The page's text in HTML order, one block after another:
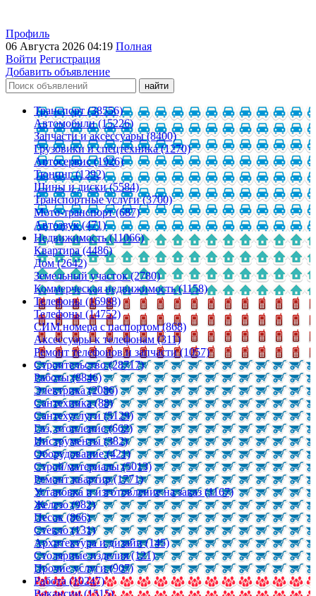
Профиль
06 Августа 2026 04:19 Полная
Войти Регистрация
Добавить объявление
Транспорт (38556)
Автомобили (15226)
Запчасти и аксессуары (8400)
Грузовики и спецтехника (1270)
Автосервис (1926)
Тюнинг (1292)
Шины и диски (5584)
Транспортные услуги (3700)
Мото-транспорт (687)
Автозвук (471)
Недвижимость (11066)
Квартира (4486)
Дом (2642)
Земельный участок (2780)
Коммерческая недвижимость (1158)
Телефоны (16988)
Телефоны (14752)
СИМ номера с паспортом (868)
Аксессуары к телефонам (311)
Ремонт телефонов и запчасти (1057)
Строительство (28717)
Работы (8846)
Электрика (2086)
Сантехника (88)
Сантехуслуги (5129)
Газ, отопление (662)
Инструменты (382)
Оборудование (421)
Строй/материалы (5013)
Ремонт квартир (1771)
Установка и изготовление на заказ (1167)
Железо (982)
Песок (866)
Стекло (131)
Архитектура и дизайн (145)
Столярные изделия (121)
Прочие услуги (907)
Работа (10247)
Вакансии (1515)